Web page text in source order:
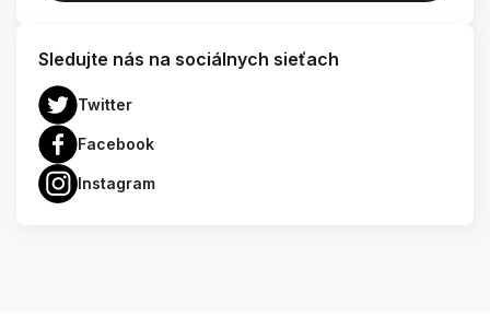
Sledujte nás na sociálnych sieťach
Twitter
Facebook
Instagram